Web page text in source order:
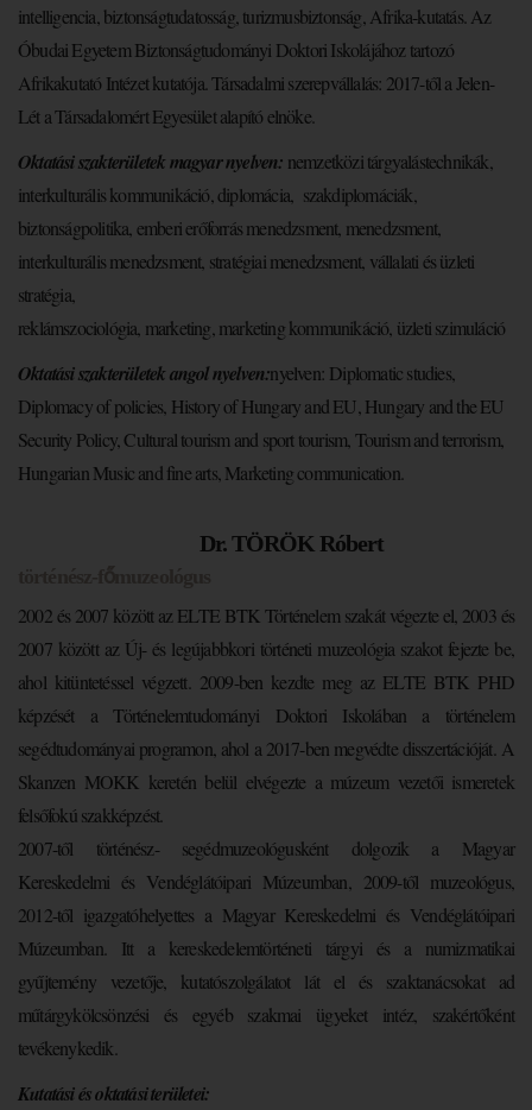
intelligencia, biztonságtudatosság, turizmusbiztonság, Afrika-kutatás. Az
Óbudai Egyetem Biztonságtudományi Doktori Iskolájához tartozó
Afrikakutató Intézet kutatója. Társadalmi szerepvállalás: 2017-től a Jelen-
Lét a Társadalomért Egyesület alapító elnöke.
Oktatási szakterületek magyar nyelven: nemzetközi tárgyalástechnikák,
interkulturális kommunikáció, diplomácia, szakdiplomáciák,
biztonságpolitika, emberi erőforrás menedzsment, menedzsment,
interkulturális menedzsment, stratégiai menedzsment, vállalati és üzleti
stratégia,
reklámszociológia, marketing, marketing kommunikáció, üzleti szimuláció
Oktatási szakterületek angol nyelven:nyelven: Diplomatic studies,
Diplomacy of policies, History of Hungary and EU, Hungary and the EU
Security Policy, Cultural tourism and sport tourism, Tourism and terrorism,
Hungarian Music and fine arts, Marketing communication.
Dr. TÖRÖK Róbert
2002 és 2007 között az ELTE BTK Történelem szakát végezte el, 2003 és
2007 között az Új- és legújabbkori történeti muzeológia szakot fejezte be,
ahol kitüntetéssel végzett. 2009-ben kezdte meg az ELTE BTK PHD
képzését a Történelemtudományi Doktori Iskolában a történelem
segédtudományai programon, ahol a 2017-ben megvédte disszertációját. A
Skanzen MOKK keretén belül elvégezte a múzeum vezetői ismeretek
felsőfokú szakképzést.
2007-től történész- segédmuzeológusként dolgozik a Magyar
Kereskedelmi és Vendéglátóipari Múzeumban, 2009-től muzeológus,
2012-től igazgatóhelyettes a Magyar Kereskedelmi és Vendéglátóipari
Múzeumban. Itt a kereskedelemtörténeti tárgyi és a numizmatikai
gyűjtemény vezetője, kutatószolgálatot lát el és szaktanácsokat ad
műtárgykölcsönzési és egyéb szakmai ügyeket intéz, szakértőként
tevékenykedik.
Kutatási és oktatási területei: